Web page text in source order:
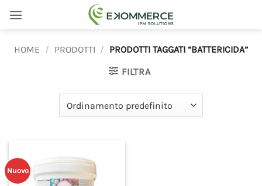
HOME / PRODOTTI / PRODOTTI TAGGATI “BATTERICIDA”
FILTRA
Nuovo